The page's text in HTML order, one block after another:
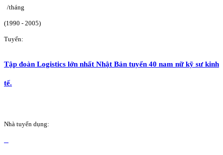
/tháng
(1990 - 2005)
Tuyển:
Tập đoàn Logistics lớn nhất Nhật Bản tuyển 40 nam nữ kỹ sư kinh
tế.
Nhà tuyển dụng: